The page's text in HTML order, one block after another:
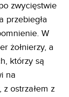
zwycięstwie
przebiegła
W
żołnierzy, a
którzy są
na
ostrzałem z